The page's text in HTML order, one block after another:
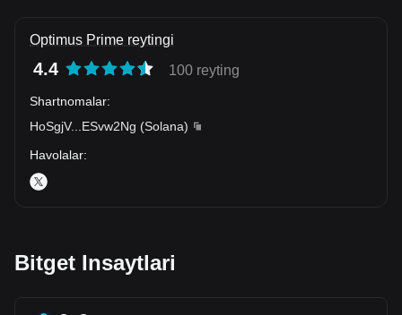
Optimus Prime reytingi
4.4 100 reyting
Shartnomalar:
HoSgjV... ESvw2Ng (Solana)
Havolalar:
Bitget Insaytlari